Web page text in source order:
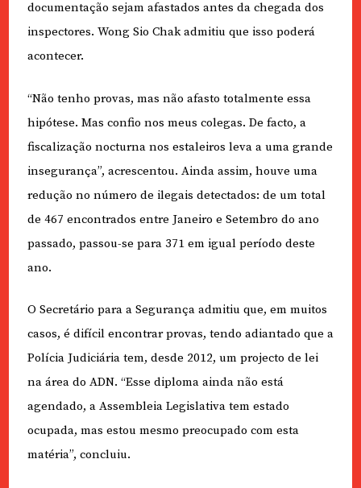
documentação sejam afastados antes da chegada dos
inspectores. Wong Sio Chak admitiu que isso poderá
acontecer.
“Não tenho provas, mas não afasto totalmente essa
hipótese. Mas confio nos meus colegas. De facto, a
fiscalização nocturna nos estaleiros leva a uma grande
insegurança”, acrescentou. Ainda assim, houve uma
redução no número de ilegais detectados: de um total
de 467 encontrados entre Janeiro e Setembro do ano
passado, passou-se para 371 em igual período deste
ano.
O Secretário para a Segurança admitiu que, em muitos
casos, é difícil encontrar provas, tendo adiantado que a
Polícia Judiciária tem, desde 2012, um projecto de lei
na área do ADN. “Esse diploma ainda não está
agendado, a Assembleia Legislativa tem estado
ocupada, mas estou mesmo preocupado com esta
matéria”, concluiu.